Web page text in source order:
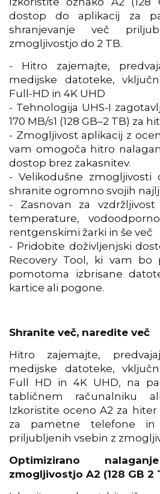
dostop do aplikacij za
shranjevanje več
zmogljivostjo do 2 TB.
- Hitro zajemajte,
medijske datoteke,
Full-HD in 4K UHD
- Tehnologija UHS-I
170 MB/s1 (128 GB–2 TB) za
- Zmogljivost aplikacij z
vam omogoča hitro
dostop brez zakasnitev.
- Velikodušne
shranite ogromno svojih
- Zasnovan za
temperature,
rentgenskimi žarki in še več
- Pridobite doživljenjski
Recovery Tool, ki vam bo
pomotoma izbrisane
kartice ali pogone.
Shranite več, naredite več
Hitro zajemajte,
medijske datoteke,
Full HD in 4K UHD, na
tabličnem računalniku
Izkoristite oceno A2 za
za pametne telefone in
priljubljenih vsebin z
Optimizirano
zmogljivostjo A2 (128 GB 2